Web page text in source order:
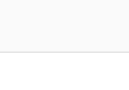
Titel nutzen möchten.